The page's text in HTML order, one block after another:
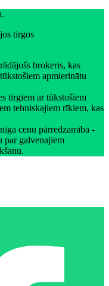
tirgos
brokeris, kas
apmierinātu
tirgiem ar tūkstošiem
tehniskajiem rīkiem, kas
cenu pārredzamība -
par galvenajiem